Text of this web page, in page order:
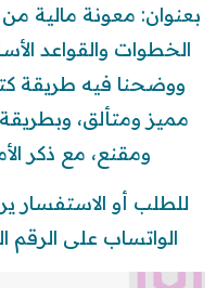
بعنوان: معونة مالية من
الخطوات والقواعد
ووضحنا فيه طريقة
مميز ومتألق،
ومقنع، مع ذكر
للطلب أو الاستفسار
الواتساب على الرقم